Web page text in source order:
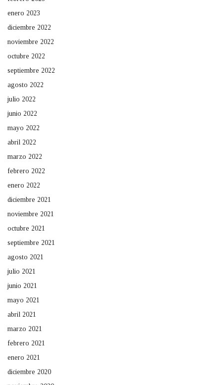
enero 2023
diciembre 2022
noviembre 2022
octubre 2022
septiembre 2022
agosto 2022
julio 2022
junio 2022
mayo 2022
abril 2022
marzo 2022
febrero 2022
enero 2022
diciembre 2021
noviembre 2021
octubre 2021
septiembre 2021
agosto 2021
julio 2021
junio 2021
mayo 2021
abril 2021
marzo 2021
febrero 2021
enero 2021
diciembre 2020